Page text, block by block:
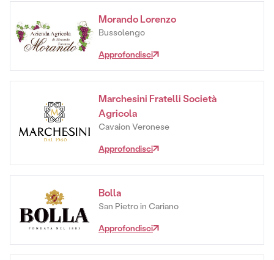
Morando Lorenzo
Bussolengo
Approfondisci
Marchesini Fratelli Società
Agricola
Cavaion Veronese
Approfondisci
Bolla
San Pietro in Cariano
Approfondisci